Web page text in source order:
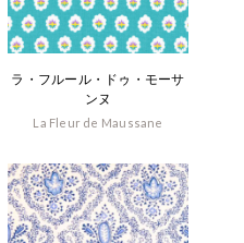
ラ・フルール・ドゥ・モーサ
ンヌ
La Fleur de Maussane